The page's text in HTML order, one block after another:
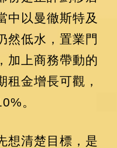
中以曼徹斯特及
然低水，置業門
加上商務帶動的
租金增長可觀，
。
想清楚目標，是